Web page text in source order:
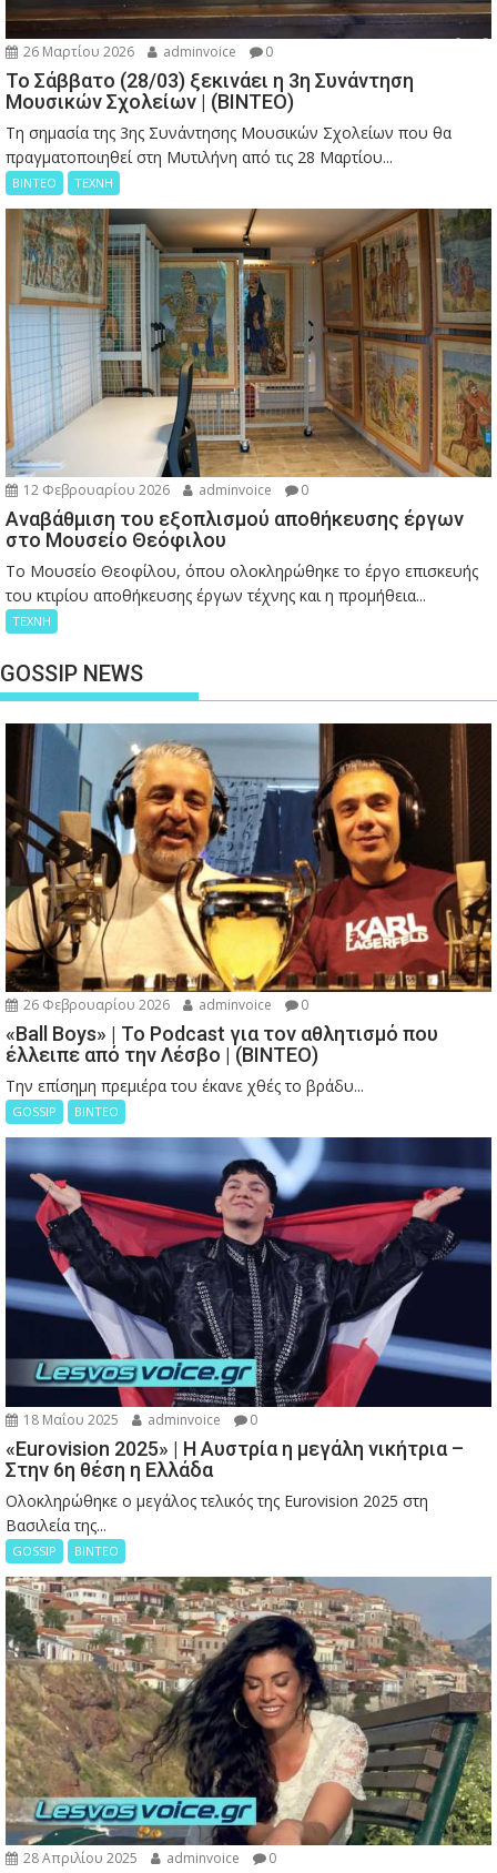
26 Μαρτίου 2026 adminvoice 0
Το Σάββατο (28/03) ξεκινάει η 3η Συνάντηση
Μουσικών Σχολείων | (ΒΙΝΤΕΟ)
Τη σημασία της 3ης Συνάντησης Μουσικών Σχολείων που θα
πραγματοποιηθεί στη Μυτιλήνη από τις 28 Μαρτίου...
ΒΙΝΤΕΟ ΤΕΧΝΗ
12 Φεβρουαρίου 2026 adminvoice 0
Αναβάθμιση του εξοπλισμού αποθήκευσης έργων
στο Μουσείο Θεόφιλου
Το Μουσείο Θεοφίλου, όπου ολοκληρώθηκε το έργο επισκευής
του κτιρίου αποθήκευσης έργων τέχνης και η προμήθεια...
ΤΕΧΝΗ
GOSSIP NEWS
26 Φεβρουαρίου 2026 adminvoice 0
«Ball Boys» | Το Podcast για τον αθλητισμό που
έλλειπε από την Λέσβο | (ΒΙΝΤΕΟ)
Την επίσημη πρεμιέρα του έκανε χθές το βράδυ...
GOSSIP ΒΙΝΤΕΟ
18 Μαΐου 2025 adminvoice 0
«Eurovision 2025» | Η Αυστρία η μεγάλη νικήτρια –
Στην 6η θέση η Ελλάδα
Ολοκληρώθηκε ο μεγάλος τελικός της Eurovision 2025 στη
Βασιλεία της...
GOSSIP ΒΙΝΤΕΟ
28 Απριλίου 2025 adminvoice 0